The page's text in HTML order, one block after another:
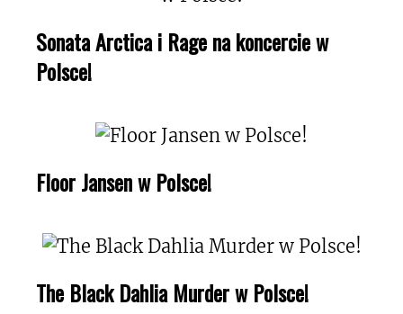
Sonata Arctica i Rage na koncercie w
Polsce!
Floor Jansen w Polsce!
The Black Dahlia Murder w Polsce!